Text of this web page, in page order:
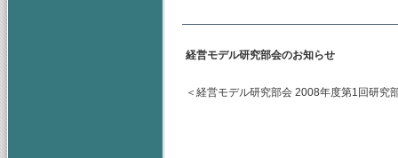
経営モデル研究部会のお知らせ
＜経営モデル研究部会 2008年度第1回研究